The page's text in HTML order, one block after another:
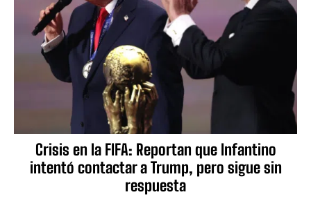
Crisis en la FIFA: Reportan que Infantino
intentó contactar a Trump, pero sigue sin
respuesta